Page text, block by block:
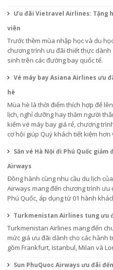
Ưu đãi Vietravel Airlines: Tặng
viên
Trước thềm mùa nhập học và du
chương trình ưu đãi thiết thực
sinh trên các đường bay quốc tế.
Vé máy bay Asiana Airlines ưu
hè
Mùa hè là thời điểm thích hợp để
lịch, nghỉ dưỡng hay thăm người
kiếm vé máy bay giá rẻ, chương
cơ hội giúp Quý khách tiết kiệm
Săn vé Hà Nội đi Phú Quốc giảm
Airways
Đồng hành cùng nhu cầu du lịch
Airways mang đến chương trình ưu
Phú Quốc, áp dụng từ 01 hành
Turkmenistan Airlines tung ưu
Turkmenistan Airlines mang đến
mức giá ưu đãi dành cho các hành
gồm Frankfurt, Istanbul, Milan và
Sun PhuQuoc Airways ưu đãi